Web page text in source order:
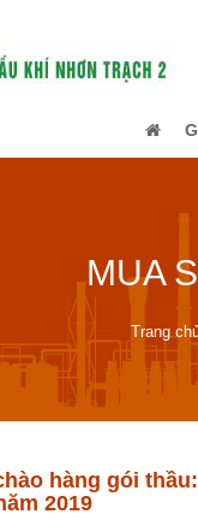
MUA
Trang
hàng gói
2019